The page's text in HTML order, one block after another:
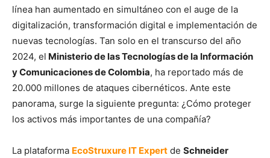
línea han aumentado en simultáneo con el auge de la
digitalización, transformación digital e implementación de
nuevas tecnologías. Tan solo en el transcurso del año
2024, el Ministerio de las Tecnologías de la Información
y Comunicaciones de Colombia, ha reportado más de
20.000 millones de ataques cibernéticos. Ante este
panorama, surge la siguiente pregunta: ¿Cómo proteger
los activos más importantes de una compañía?
La plataforma EcoStruxure IT Expert de Schneider